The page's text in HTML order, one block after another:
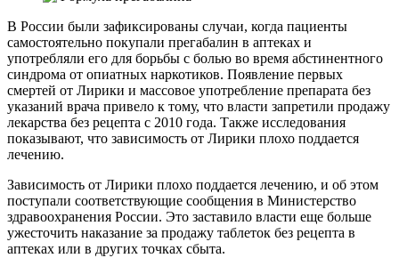
В России были зафиксированы случаи, когда пациенты
самостоятельно покупали прегабалин в аптеках и
употребляли его для борьбы с болью во время абстинентного
синдрома от опиатных наркотиков. Появление первых
смертей от Лирики и массовое употребление препарата без
указаний врача привело к тому, что власти запретили продажу
лекарства без рецепта с 2010 года. Также исследования
показывают, что зависимость от Лирики плохо поддается
лечению.
Зависимость от Лирики плохо поддается лечению, и об этом
поступали соответствующие сообщения в Министерство
здравоохранения России. Это заставило власти еще больше
ужесточить наказание за продажу таблеток без рецепта в
аптеках или в других точках сбыта.